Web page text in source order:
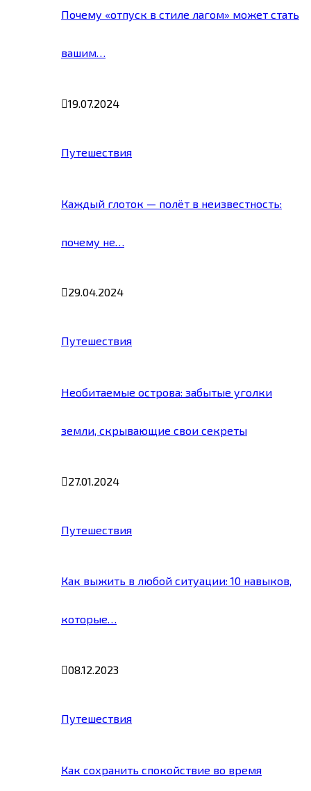
Почему «отпуск в стиле лагом» может стать
вашим…
19.07.2024
Путешествия
Каждый глоток — полёт в неизвестность:
почему не…
29.04.2024
Путешествия
Необитаемые острова: забытые уголки
земли, скрывающие свои секреты
27.01.2024
Путешествия
Как выжить в любой ситуации: 10 навыков,
которые…
08.12.2023
Путешествия
Как сохранить спокойствие во время